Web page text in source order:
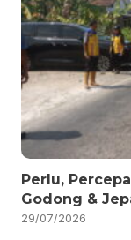
Perlu,
Godong &
29/07/2026